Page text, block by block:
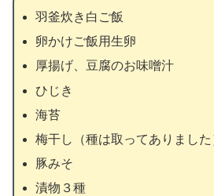
羽釜炊き白ご飯
卵かけご飯用生卵
厚揚げ、豆腐のお味噌汁
ひじき
海苔
梅干し（種は取ってありました
豚みそ
漬物３種